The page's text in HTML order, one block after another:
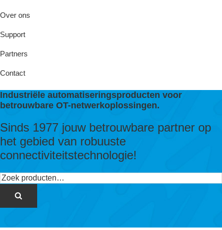
Over ons
Support
Partners
Contact
Industriële automatiseringsproducten voor
betrouwbare OT-netwerkoplossingen.
Sinds 1977 jouw betrouwbare partner op
het gebied van robuuste
connectiviteitstechnologie!
Zoeken